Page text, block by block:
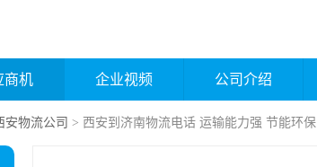
商机 企业视频 公司介绍
安物流公司 > 西安到济南物流电话 运输能力强 节能环保